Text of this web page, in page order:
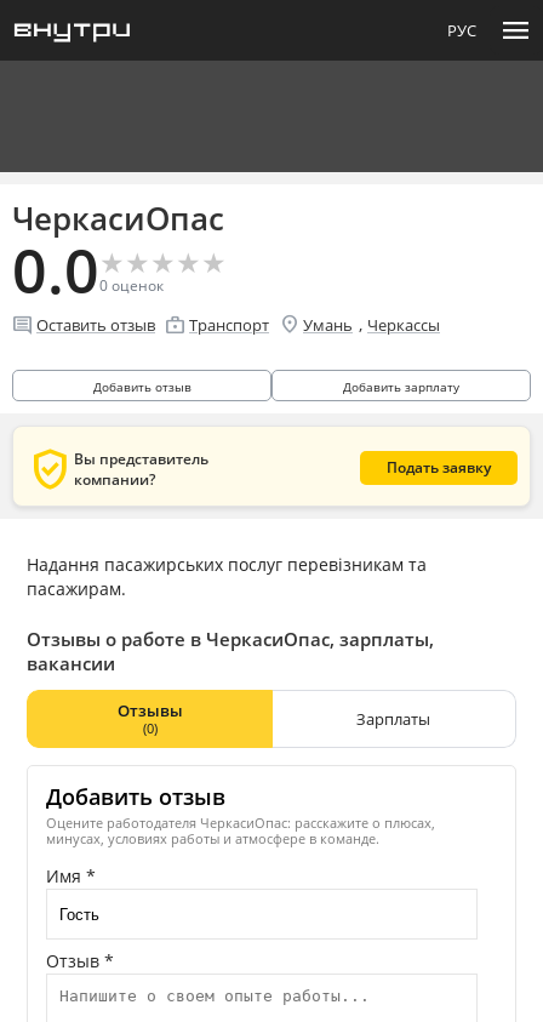
РУС menu
ЧеркасиОпас
0.0★
★★
★★
★★
★★
★
0оценок
comment Оставить отзыв enterprise Транспорт location_on Умань , Черкассы
Добавить отзыв Добавить зарплату
verified_user Вы представитель
компании?
Подать заявку
Надання пасажирських послуг перевізникам та
пасажирам.
Отзывы о работе в ЧеркасиОпас, зарплаты,
вакансии
Отзывы
(0) Зарплаты
Добавить отзыв
Оцените работодателя ЧеркасиОпас: расскажите о плюсах,
минусах, условиях работы и атмосфере в команде.
Имя *
Отзыв *